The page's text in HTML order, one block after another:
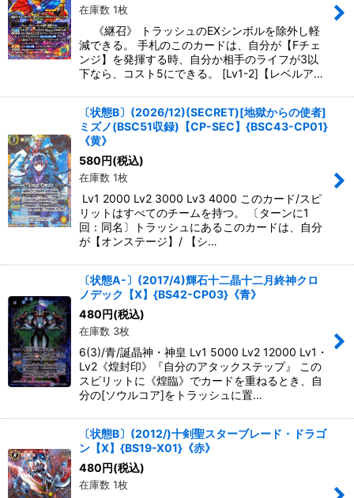
在庫数 1枚
《継召》 トラッシュのEXシンボルを除外し軽
減できる。 手札のこのカードは、自分が【Fチェ
ンジ】を発揮する時、自分か相手のライフが3以
下なら、コスト5にできる。 [Lv1-2]【レベルア…
〔状態B〕(2026/12)(SECRET)[地獄からの使者]
ミズノ(BSC51収録)【CP-SEC】{BSC43-CP01}
《黄》
580円(税込)
在庫数 1枚
Lv1 2000 Lv2 3000 Lv3 4000 このカード/スピ
リットはすべてのチームを持つ。 〔ターンに1
回：同名〕トラッシュにあるこのカードは、自分
が【オンステージ】/ 【シ…
〔状態A-〕(2017/4)輝石十二晶十二月終神クロ
ノデック【X】{BS42-CP03}《青》
480円(税込)
在庫数 3枚
6(3)/青/誕晶神・神皇 Lv1 5000 Lv2 12000 Lv1・
Lv2《煌封印》『自分のアタックステップ』 この
スピリットに《煌臨》でカードを重ねるとき、自
分の[ソウルコア]をトラッシュに置…
〔状態B〕(2012/)十剣聖スターブレード・ドラゴ
ン【X】{BS19-X01}《赤》
480円(税込)
在庫数 1枚